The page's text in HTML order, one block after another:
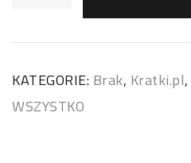
KATEGORIE: Brak, Kratki.pl,
WSZYSTKO